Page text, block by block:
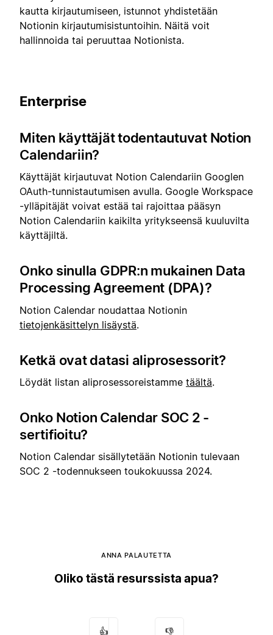
kautta kirjautumiseen, istunnot yhdistetään
Notionin kirjautumisistuntoihin. Näitä voit
hallinnoida tai peruuttaa Notionista.
Enterprise
Miten käyttäjät todentautuvat Notion
Calendariin?
Käyttäjät kirjautuvat Notion Calendariin Googlen
OAuth-tunnistautumisen avulla. Google Workspace
-ylläpitäjät voivat estää tai rajoittaa pääsyn
Notion Calendariin kaikilta yritykseensä kuuluvilta
käyttäjiltä.
Onko sinulla GDPR:n mukainen Data
Processing Agreement (DPA)?
Notion Calendar noudattaa Notionin
tietojenkäsittelyn lisäystä.
Ketkä ovat datasi aliprosessorit?
Löydät listan aliprosessoreistamme täältä.
Onko Notion Calendar SOC 2 -
sertifioitu?
Notion Calendar sisällytetään Notionin tulevaan
SOC 2 -todennukseen toukokuussa 2024.
ANNA PALAUTETTA
Oliko tästä resurssista apua?
👍 👎